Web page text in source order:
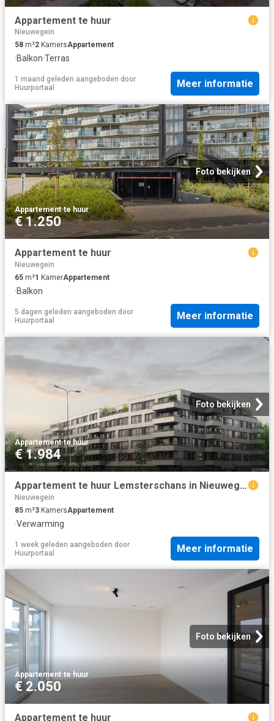
Appartement te huur
Nieuwegein
58 m²2 KamersAppartement
·Balkon·Terras
1 maand geleden aangeboden door
Huurportaal
Meer informatie
Foto bekijken
Appartement·te huur
€ 1.250
Appartement te huur
Nieuwegein
65 m²1 KamerAppartement
·Balkon
5 dagen geleden aangeboden door
Huurportaal
Meer informatie
Foto bekijken
Appartement·te huur
€ 1.984
Appartement te huur Lemsterschans in Nieuwegein voor € 1.984
Nieuwegein
85 m²3 KamersAppartement
·Verwarming
1 week geleden aangeboden door
Huurportaal
Meer informatie
Foto bekijken
Appartement·te huur
€ 2.050
Appartement te huur